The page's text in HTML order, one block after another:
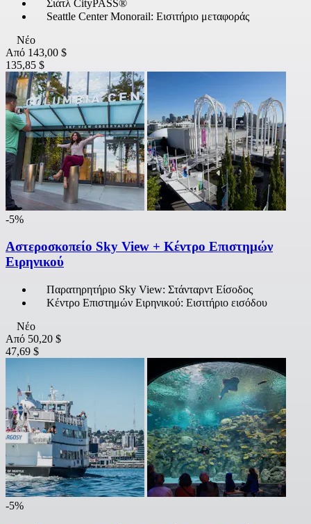
Σιάτλ CityPASS®
Seattle Center Monorail: Εισιτήριο μεταφοράς
Νέο
Από 143,00 $
135,85 $
-5%
Αστεροσκοπείο Sky View + Κέντρο Επιστημών
Ειρηνικού
Παρατηρητήριο Sky View: Στάνταρντ Είσοδος
Κέντρο Επιστημών Ειρηνικού: Εισιτήριο εισόδου
Νέο
Από 50,20 $
47,69 $
-5%